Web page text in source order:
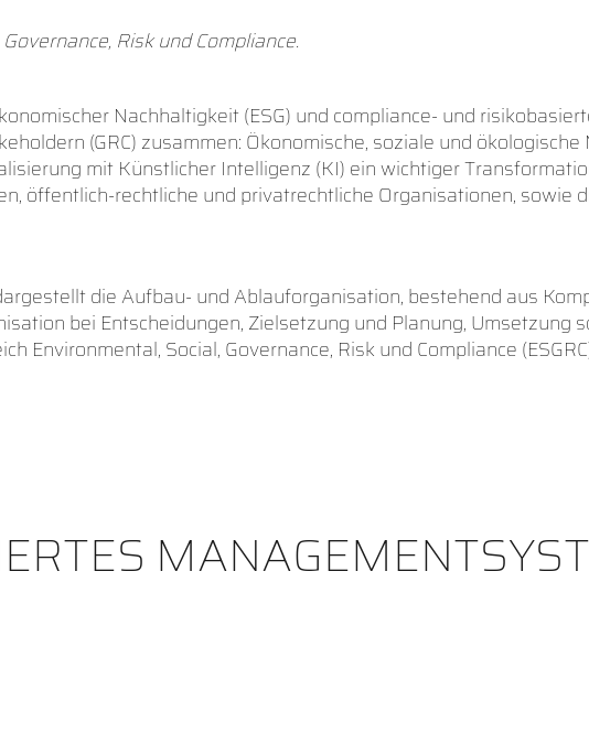
Risk und Compliance.
Nachhaltigkeit (ESG) und compliance- und
(GRC) zusammen: Ökonomische, soziale und
mit Künstlicher Intelligenz (KI) ein wichtiger
öffentlich-rechtliche und privatrechtliche Organisationen,
die Aufbau- und Ablauforganisation, bestehend aus
bei Entscheidungen, Zielsetzung und Planung, Umsetzung
Environmental, Social, Governance, Risk und Compliance